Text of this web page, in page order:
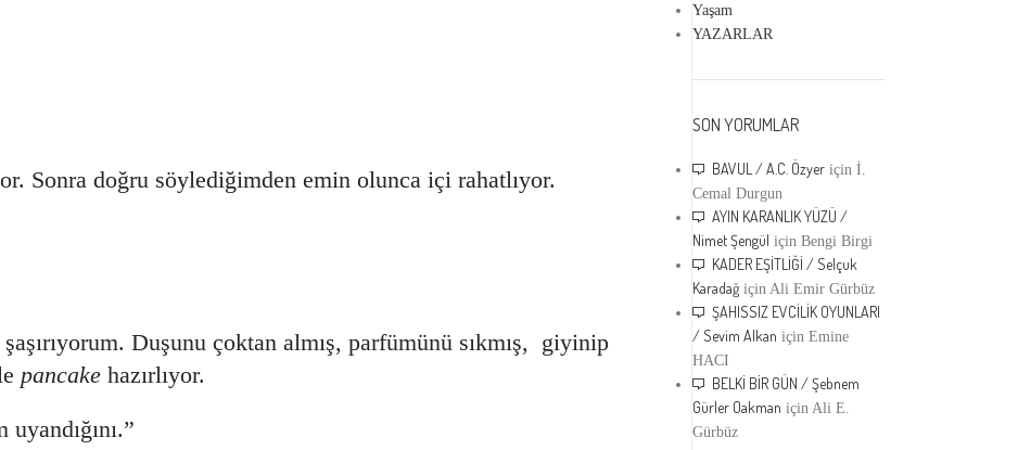
Sonra doğru söylediğimden emin olunca içi rahatlıyor.
Duşunu çoktan almış, parfümünü sıkmış, giyinip
pancake hazırlıyor.
Yaşam
YAZARLAR
SON YORUMLAR
BAVUL / A.C. Özyer içinİ.
Cemal Durgun
AYIN KARANLIK YÜZÜ /
Nimet Şengül içinBengi Birgi
KADER EŞİTLİĞİ / Selçuk
Karadağ için Ali Emir Gürbüz
ŞAHISSIZ EVCİLİK OYUNLARI
/ Sevim Alkan içinEmine
HACI
BELKİ BİR GÜN / Şebnem
Gürler Oakman için Ali E.
Gürbüz